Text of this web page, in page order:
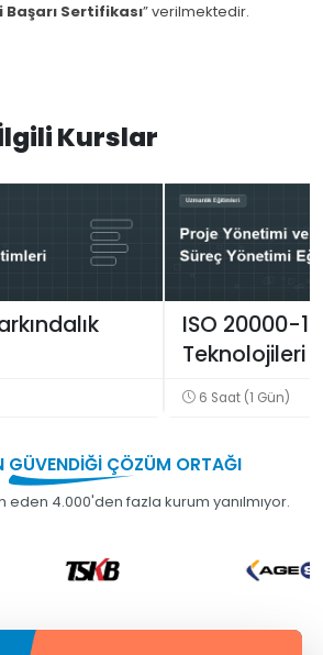
Başarı Sertifikası” verilmektedir.
Kurslar
ISO 20000-1
Teknolojileri
Yönetim
6 Saat (1 Gün)
GÜVENDİĞİÇÖZÜM ORTAĞI
eden 4.000'den fazla kurum yanılmıyor.